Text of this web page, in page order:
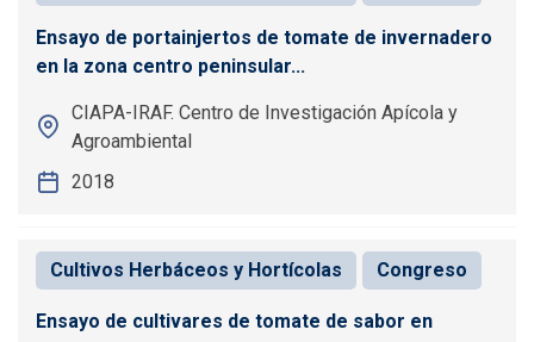
Ensayo de portainjertos de tomate de invernadero
en la zona centro peninsular...
CIAPA-IRAF. Centro de Investigación Apícola y
Agroambiental
2018
Cultivos Herbáceos y Hortícolas Congreso
Ensayo de cultivares de tomate de sabor en